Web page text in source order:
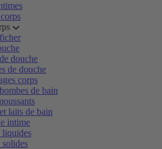
douche
de douche
corps
de bain
laits de bain
intime
liquides
solides